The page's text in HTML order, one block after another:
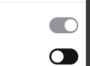
Du über den Link